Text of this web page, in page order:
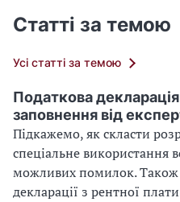
Статті за темою
Усі статті за темою
Податкова
заповнення від
Підкажемо, як скласти
спеціальне використання
можливих помилок. Також
декларації з рентної